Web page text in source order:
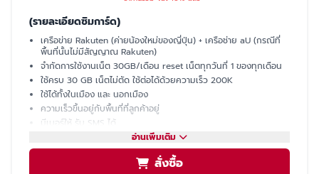
(รายละเอียดซิมการ์ด)
เครือข่าย Rakuten (ค่ายน้องใหม่ของญี่ปุ่น) + เครือช่าย aU (กรณีที่
พื้นที่นั้นไม่มีสัญญาณ Rakuten)
จำกัดการใช้งานเน็ต 30GB/เดือน reset เน็ตทุกวันที่ 1 ของทุกเดือน
ใช้ครบ 30 GB เน็ตไม่ตัด ใช้ต่อได้ด้วยความเร็ว 200K
ใช้ได้ทั้งในเมือง และ นอกเมือง
ความเร็วขึ้นอยู่กับพื้นที่ที่ลูกค้าอยู่
มีเบอร์ให้ รับ SMS ได้
โทรเข้า-ออก ไม่ได้ ต้องโทรผ่าน LINE
แชร์ hotspot ไม่ได้
บริการหลังการขายโดย ทีมงานคนไทย
อ่านเพิ่มเติม
สั่งซื้อ